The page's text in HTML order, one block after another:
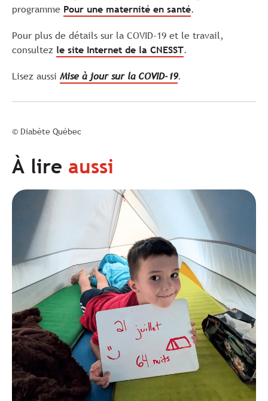
programme Pour une maternité en santé.
Pour plus de détails sur la COVID-19 et le travail,
consultez le site Internet de la CNESST.
Lisez aussi Mise à jour sur la COVID-19.
© Diabète Québec
À lire aussi